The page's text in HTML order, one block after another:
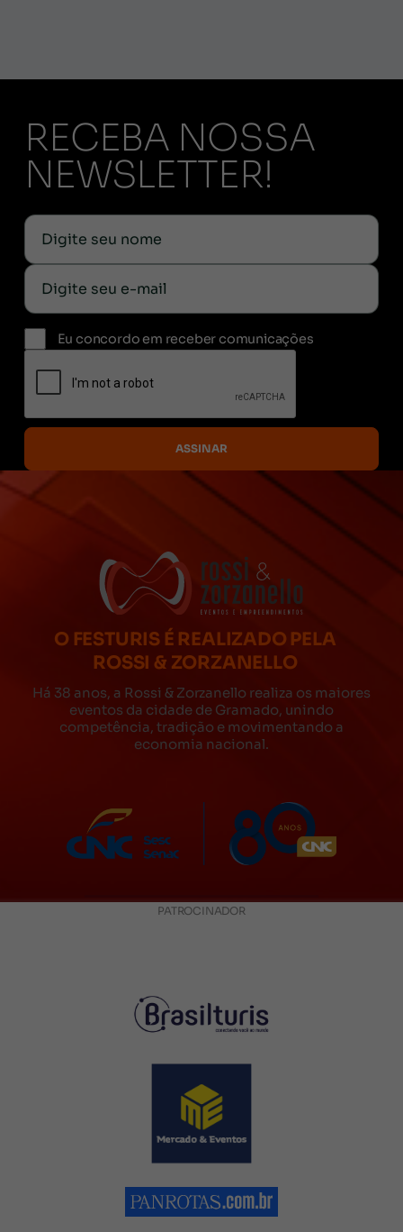
RECEBA NOSSA
NEWSLETTER!
Eu concordo em receber comunicações
O FESTURIS É REALIZADO PELA
ROSSI & ZORZANELLO
Há 38 anos, a Rossi & Zorzanello realiza os maiores
eventos da cidade de Gramado, unindo
competência, tradição e movimentando a
economia nacional.
PATROCINADOR